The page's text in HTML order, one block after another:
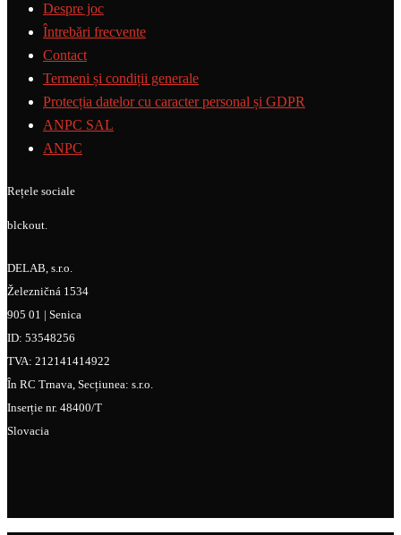
Despre joc
Întrebări frecvente
Contact
Termeni și condiții generale
Protecția datelor cu caracter personal și GDPR
ANPC SAL
ANPC
Rețele sociale
blckout.
DELAB, s.r.o.
Železničná 1534
905 01 | Senica
ID: 53548256
TVA: 212141414922
În RC Trnava, Secțiunea: s.r.o.
Inserție nr. 48400/T
Slovacia